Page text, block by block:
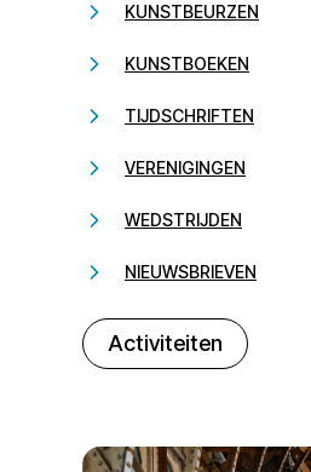
KUNSTBEURZEN
KUNSTBOEKEN
TIJDSCHRIFTEN
VERENIGINGEN
WEDSTRIJDEN
NIEUWSBRIEVEN
Activiteiten
232323